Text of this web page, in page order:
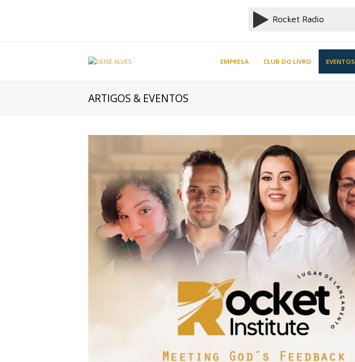
EMPRESA CLUB DO LIVRO EVENTOS
ARTIGOS & EVENTOS